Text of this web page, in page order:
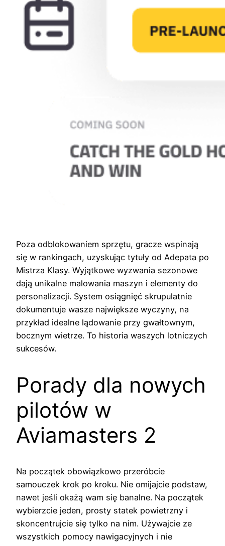
Poza odblokowaniem sprzętu, gracze wspinają
się w rankingach, uzyskując tytuły od Adepata po
Mistrza Klasy. Wyjątkowe wyzwania sezonowe
dają unikalne malowania maszyn i elementy do
personalizacji. System osiągnięć skrupulatnie
dokumentuje wasze największe wyczyny, na
przykład idealne lądowanie przy gwałtownym,
bocznym wietrze. To historia waszych lotniczych
sukcesów.
Porady dla nowych
pilotów w
Aviamasters 2
Na początek obowiązkowo przeróbcie
samouczek krok po kroku. Nie omijajcie podstaw,
nawet jeśli okażą wam się banalne. Na początek
wybierzcie jeden, prosty statek powietrzny i
skoncentrujcie się tylko na nim. Używajcie ze
wszystkich pomocy nawigacyjnych i nie